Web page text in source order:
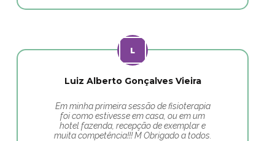
Luiz Alberto Gonçalves Vieira
Em minha primeira sessão de fisioterapia
foi como estivesse em casa, ou em um
hotel fazenda, recepção de exemplar e
muita competência!!! M Obrigado a todos.